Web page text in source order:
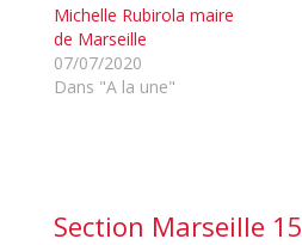
Michelle Rubirola maire
de Marseille
07/07/2020
Dans "A la une"
Section Marseille 15